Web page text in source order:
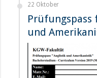
22 Oktober
Prüfungspass
und